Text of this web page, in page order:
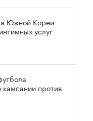
Южной Кореи
услуг
кампании против